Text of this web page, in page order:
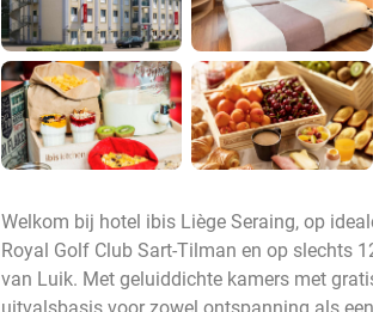
Welkom bij hotel ibis Liège Seraing, op
Royal Golf Club Sart-Tilman en op slechts
van Luik. Met geluiddichte kamers met